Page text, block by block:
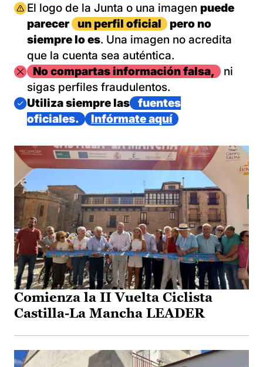
Imagen
El logo de la Junta o una imagen puede
parecer
un perfil oficial
pero no
siempre lo es. Una imagen no acredita
que la cuenta sea auténtica.
ImagenNo compartas información falsa,
ni
sigas perfiles fraudulentos.
Imagen
Utiliza siempre las
fuentes
oficiales.
Infórmate aquí
Comienza la II Vuelta Ciclista
Castilla-La Mancha LEADER